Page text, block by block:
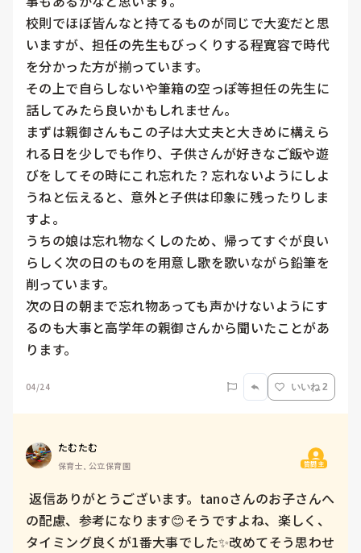
校則でほぼ皆んなと持てるものが同じで大変だと思
いますが、担任の先生もびっくりする程寛容で時代
を分かった方が揃っています。
その上で自らしないや筆箱の空っぽ等担任の先生に
話してみたら良いかもしれません。
まずは親御さんもこの子は大丈夫と大きめに構えら
れる日を少しでも作り、子供さんが好きなご飯や遊
びをしてその時にこれ忘れた？忘れないようにしよ
うねと伝えると、意外と子供は印象に残ったりしま
すよ。
うちの娘は忘れ物なくしのため、帰ってすぐが良い
らしく次の日のものを用意し歌を歌いながら鉛筆を
削っています。
次の日の朝まで忘れ物あっても声かけないようにす
るのも大事と高学年の親御さんから聞いたことがあ
ります。
04/24 いいね 2
たむたむ
保育士, 公立保育園 質問主
返信ありがとうございます。tanoさんのお子さんへ
の配慮、参考になります😊そうですよね、楽しく、
タイミング良くが1番大事でした✨改めてそう思わせ